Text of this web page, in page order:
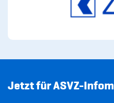
Jetzt für ASVZ-